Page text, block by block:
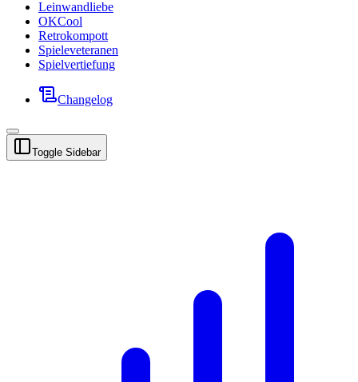
Leinwandliebe
OKCool
Retrokompott
Spieleveteranen
Spielvertiefung
Changelog
Toggle Sidebar